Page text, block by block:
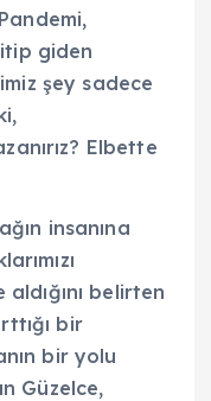
giden
şey sadece
Elbette
insanına
belirten
bir
bir yolu
Güzelce,